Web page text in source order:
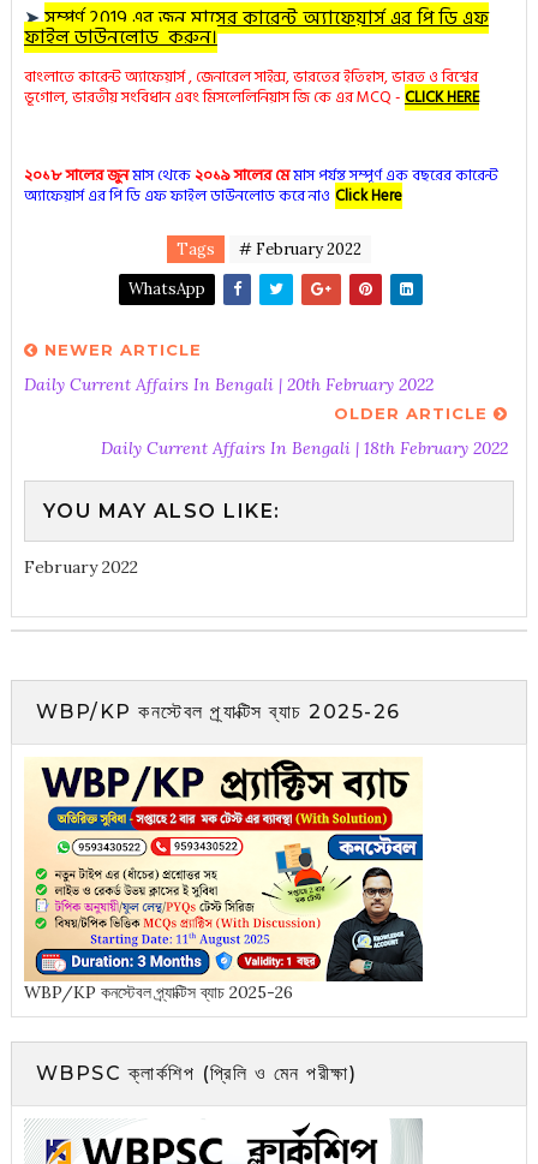
➤সম্পূর্ণ 2019 এর জুন মাসের কারেন্ট অ্যাফেয়ার্স এর পি ডি এফ
ফাইল ডাউনলোড করুন।
বাংলাতে কারেন্ট অ্যাফেয়ার্স , জেনারেল সাইন্স, ভারতের ইতিহাস, ভারত ও বিশ্বের
ভূগোল, ভারতীয় সংবিধান এবং মিসলেলিনিয়াস জি কে এর MCQ -CLICK HERE
২০১৮ সালের জুনমাস থেকে২০১৯ সালের মেমাস পর্যন্ত সম্পূর্ণ এক বছরের কারেন্ট
অ্যাফেয়ার্স এর পি ডি এফ ফাইল ডাউনলোড করে নাও Click Here
Tags
# February 2022
WhatsApp
NEWER ARTICLE
Daily Current Affairs In Bengali | 20th February 2022
OLDER ARTICLE
Daily Current Affairs In Bengali | 18th February 2022
YOU MAY ALSO LIKE:
February 2022
WBP/KP কনস্টেবল প্র্যাক্টিস ব্যাচ 2025-26
WBP/KP কনস্টেবল প্র্যাক্টিস ব্যাচ 2025-26
WBPSC ক্লার্কশিপ (প্রিলি ও মেন পরীক্ষা)